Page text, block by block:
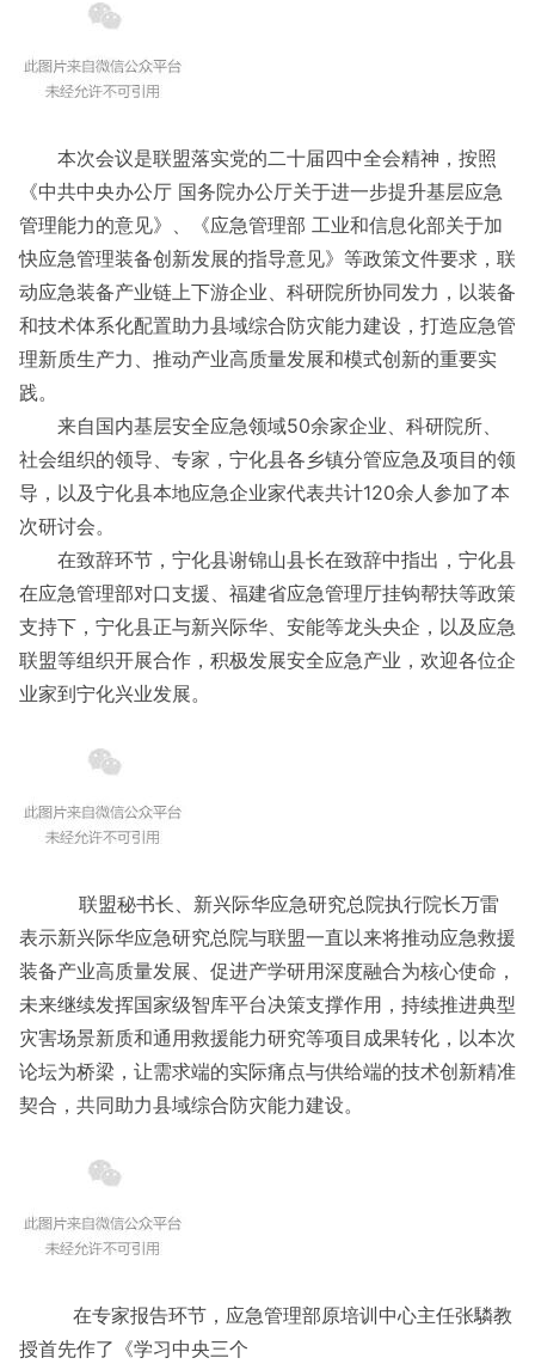
本次会议是联盟落实党的二十届四中全会精神，按照
《中共中央办公厅 国务院办公厅关于进一步提升基层应急
管理能力的意见》、《应急管理部 工业和信息化部关于加
快应急管理装备创新发展的指导意见》等政策文件要求，联
动应急装备产业链上下游企业、科研院所协同发力，以装备
和技术体系化配置助力县域综合防灾能力建设，打造应急管
理新质生产力、推动产业高质量发展和模式创新的重要实
践。
来自国内基层安全应急领域50余家企业、科研院所、
社会组织的领导、专家，宁化县各乡镇分管应急及项目的领
导，以及宁化县本地应急企业家代表共计120余人参加了本
次研讨会。
在致辞环节，宁化县谢锦山县长在致辞中指出，宁化县
在应急管理部对口支援、福建省应急管理厅挂钩帮扶等政策
支持下，宁化县正与新兴际华、安能等龙头央企，以及应急
联盟等组织开展合作，积极发展安全应急产业，欢迎各位企
业家到宁化兴业发展。
联盟秘书长、新兴际华应急研究总院执行院长万雷
表示新兴际华应急研究总院与联盟一直以来将推动应急救援
装备产业高质量发展、促进产学研用深度融合为核心使命，
未来继续发挥国家级智库平台决策支撑作用，持续推进典型
灾害场景新质和通用救援能力研究等项目成果转化，以本次
论坛为桥梁，让需求端的实际痛点与供给端的技术创新精准
契合，共同助力县域综合防灾能力建设。
在专家报告环节，应急管理部原培训中心主任张驎教
授首先作了《学习中央三个